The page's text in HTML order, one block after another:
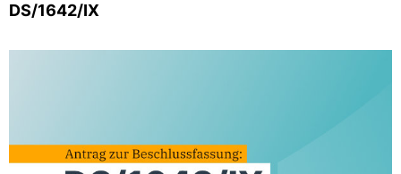
DS/1642/IX